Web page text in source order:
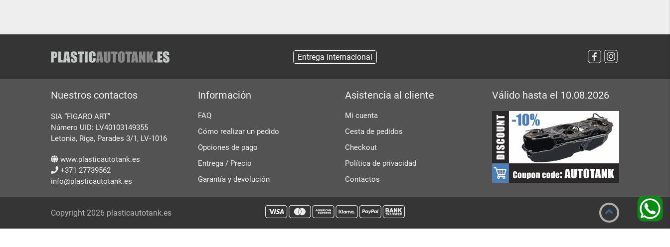
Entrega internacional
Nuestros contactos
SIA “FIGARO ART”
Número UID: LV40103149355
Letonia, Riga, Parades 3/1, LV-1016
www.plasticautotank.es
+371 27739562
info@plasticautotank.es
Información
FAQ
Cómo realizar un pedido
Opciones de pago
Entrega / Precio
Garantía y devolución
Asistencia al cliente
Mi cuenta
Cesta de pedidos
Checkout
Política de privacidad
Contactos
Válido hasta el 10.08.2026
Copyright 2026 plasticautotank.es